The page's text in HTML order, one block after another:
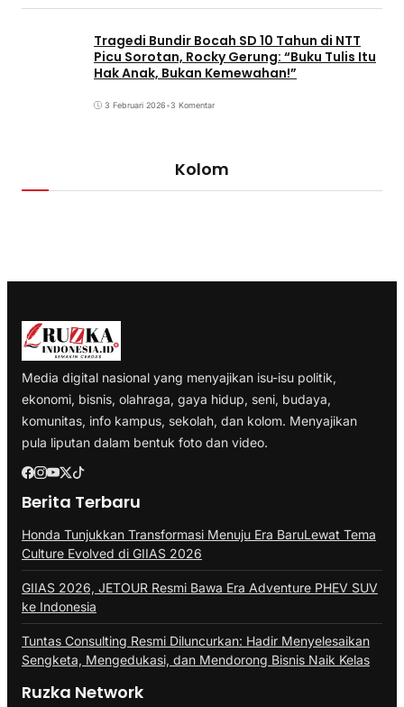
Tragedi Bundir Bocah SD 10 Tahun di NTT
Picu Sorotan, Rocky Gerung: “Buku Tulis Itu
Hak Anak, Bukan Kemewahan!”
3 Februari 2026•3 Komentar
Kolom
Media digital nasional yang menyajikan isu-isu politik,
ekonomi, bisnis, olahraga, gaya hidup, seni, budaya,
komunitas, info kampus, sekolah, dan kolom. Menyajikan
pula liputan dalam bentuk foto dan video.
Berita Terbaru
Honda Tunjukkan Transformasi Menuju Era BaruLewat Tema
Culture Evolved di GIIAS 2026
GIIAS 2026, JETOUR Resmi Bawa Era Adventure PHEV SUV
ke Indonesia
Tuntas Consulting Resmi Diluncurkan: Hadir Menyelesaikan
Sengketa, Mengedukasi, dan Mendorong Bisnis Naik Kelas
Ruzka Network